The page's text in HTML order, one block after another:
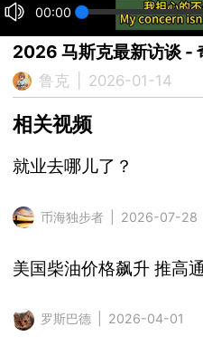
00:00
2026 马斯克最新访谈 -
鲁克 2026-01-14
相关视频
就业去哪儿了？
币海独步者 | 2026-07-28
美国柴油价格飙升 推高
罗斯巴德 | 2026-04-01